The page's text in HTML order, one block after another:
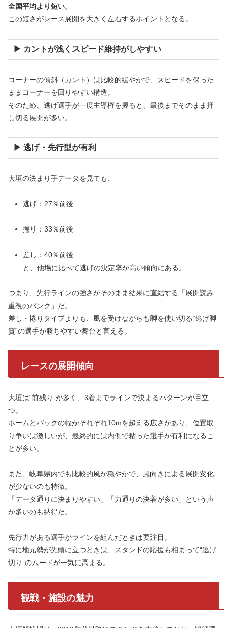
全国平均より短い。
この短さがレース展開を大きく左右するポイントとなる。
▶ カントが浅くスピード維持がしやすい
コーナーの傾斜（カント）は比較的緩やかで、スピードを保った
ままコーナーを回りやすい構造。
そのため、逃げ選手が一度主導権を握ると、最後までそのまま押
し切る展開が多い。
▶ 逃げ・先行型が有利
大垣の決まり手データを見ても、
逃げ：27％前後
捲り：33％前後
差し：40％前後
と、他場に比べて逃げの決定率が高い傾向にある。
つまり、先行ラインの強さがそのまま結果に直結する「展開読み
重視のバンク」だ。
差し・捲りタイプよりも、風を受けながらも脚を使い切る“逃げ脚
質”の選手が勝ちやすい舞台と言える。
レースの展開傾向
大垣は“前残り”が多く、3着までラインで決まるパターンが目立
つ。
ホームとバックの幅がそれぞれ10mを超える広さがあり、位置取
り争いは激しいが、最終的には内側で粘った選手が有利になるこ
とが多い。
また、岐阜県内でも比較的風が穏やかで、風向きによる展開変化
が少ないのも特徴。
「データ通りに決まりやすい」「力通りの決着が多い」という声
が多いのも納得だ。
先行力がある選手がラインを組んだときは要注目。
特に地元勢が先頭に立つときは、スタンドの応援も相まって“逃げ
切り”のムードが一気に高まる。
観戦・施設の魅力